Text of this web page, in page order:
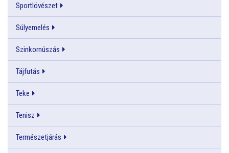
Sportlövészet
Súlyemelés
Szinkornúszás
Tájfutás
Teke
Tenisz
Természetjárás